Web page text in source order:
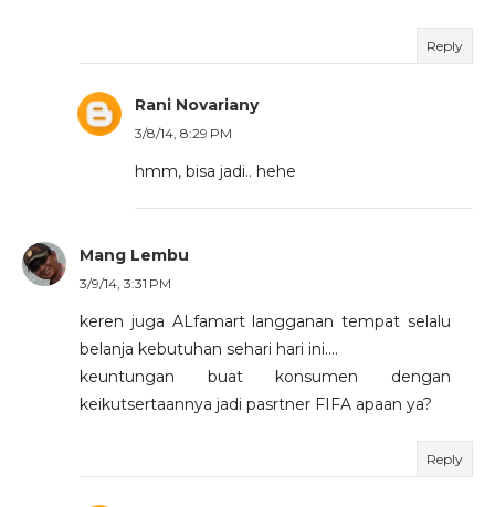
Reply
Rani Novariany
3/8/14, 8:29 PM
hmm, bisa jadi.. hehe
Mang Lembu
3/9/14, 3:31 PM
keren juga ALfamart langganan tempat selalu
belanja kebutuhan sehari hari ini....
keuntungan buat konsumen dengan
keikutsertaannya jadi pasrtner FIFA apaan ya?
Reply